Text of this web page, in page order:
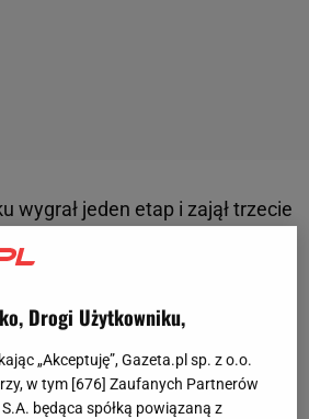
wygrał jeden etap i zajął trzecie
latach 2014-2016 nawiązał
sumie wygrał trzy etapy
świata i dwukrotnie
na najlepszego górala. W
przedostatnim odcinku
Drogi Użytkowniku,
„Akceptuję”, Gazeta.pl sp. z o.o.
w tym [676] Zaufanych Partnerów
będąca spółką powiązaną z